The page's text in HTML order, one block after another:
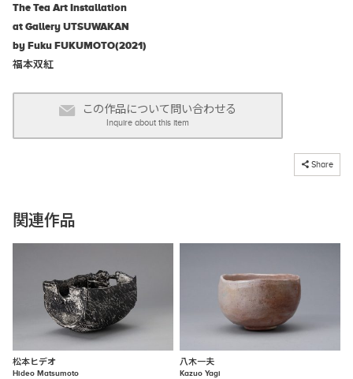
The Tea Art Installation
at Gallery UTSUWAKAN
by Fuku FUKUMOTO(2021)
福本双紅
この作品について問い合わせる
Inquire about this item
Share
コピーしました
関連作品
松本ヒデオ
Hideo Matsumoto
八木一夫
Kazuo Yagi